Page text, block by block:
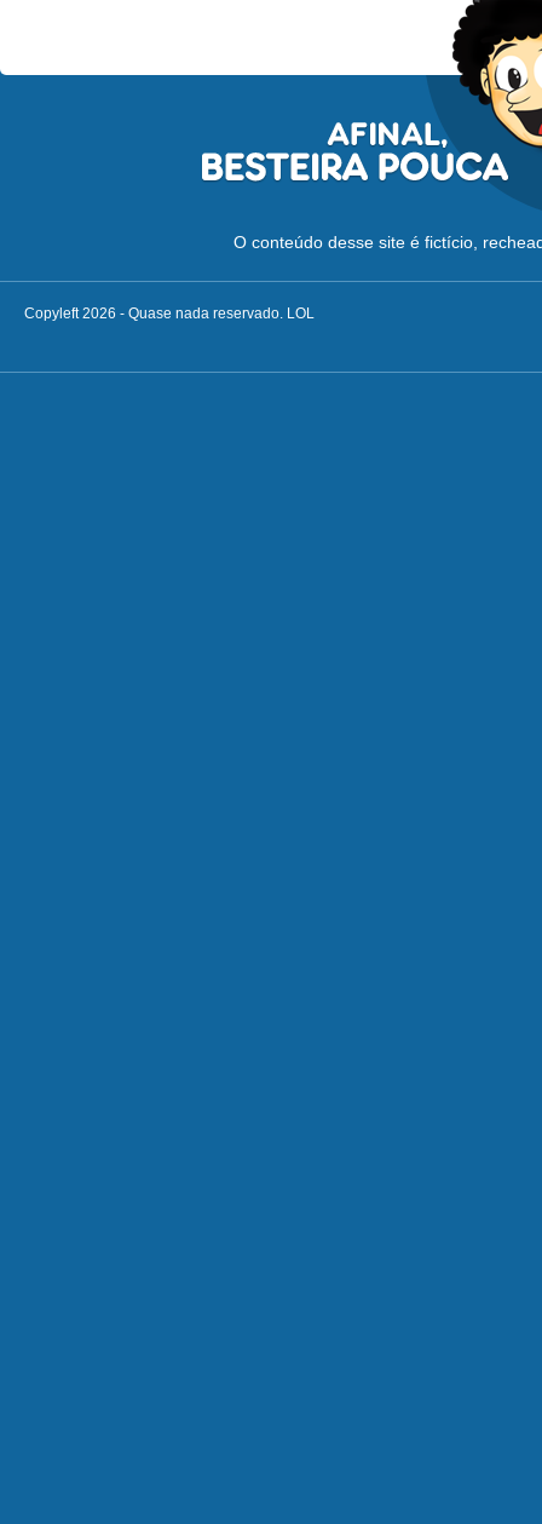
O conteúdo desse site é fictício,
Copyleft 2026 - Quase nada reservado. LOL